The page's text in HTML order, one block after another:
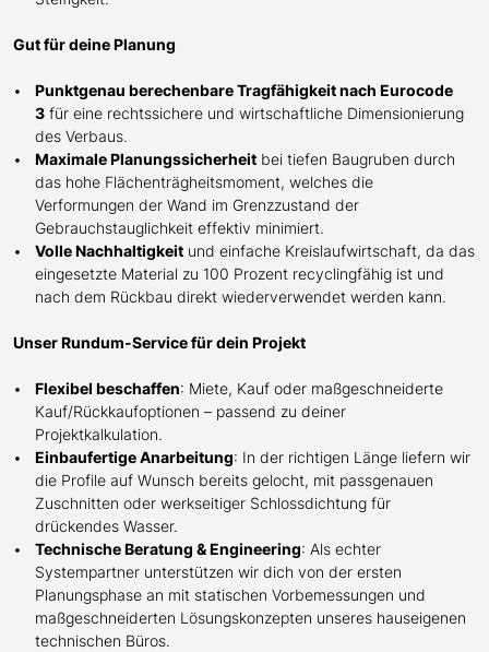
Gut für deine Planung
Punktgenau berechenbare Tragfähigkeit nach Eurocode
3 für eine rechtssichere und wirtschaftliche Dimensionierung
des Verbaus.
Maximale Planungssicherheit bei tiefen Baugruben durch
das hohe Flächenträgheitsmoment, welches die
Verformungen der Wand im Grenzzustand der
Gebrauchstauglichkeit effektiv minimiert.
Volle Nachhaltigkeit und einfache Kreislaufwirtschaft, da das
eingesetzte Material zu 100 Prozent recyclingfähig ist und
nach dem Rückbau direkt wiederverwendet werden kann.
Unser Rundum-Service für dein Projekt
Flexibel beschaffen: Miete, Kauf oder maßgeschneiderte
Kauf/Rückkaufoptionen – passend zu deiner
Projektkalkulation.
Einbaufertige Anarbeitung: In der richtigen Länge liefern wir
die Profile auf Wunsch bereits gelocht, mit passgenauen
Zuschnitten oder werkseitiger Schlossdichtung für
drückendes Wasser.
Technische Beratung & Engineering: Als echter
Systempartner unterstützen wir dich von der ersten
Planungsphase an mit statischen Vorbemessungen und
maßgeschneiderten Lösungskonzepten unseres hauseigenen
technischen Büros.